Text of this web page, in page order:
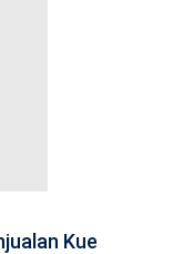
Kue